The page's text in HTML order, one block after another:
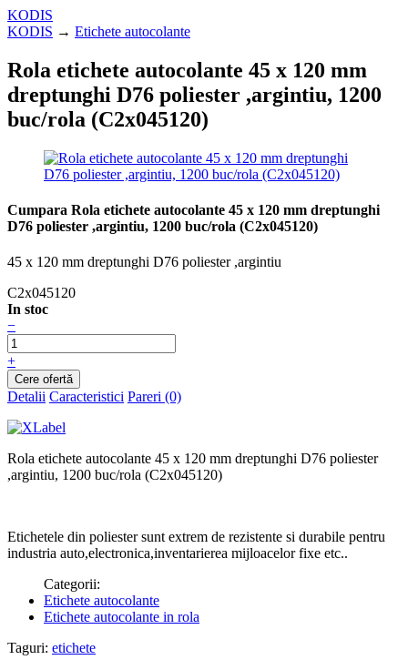
KODIS
KODIS → Etichete autocolante
Rola etichete autocolante 45 x 120 mm
dreptunghi D76 poliester ,argintiu, 1200
buc/rola (C2x045120)
Cumpara Rola etichete autocolante 45 x 120 mm dreptunghi
D76 poliester ,argintiu, 1200 buc/rola (C2x045120)
45 x 120 mm dreptunghi D76 poliester ,argintiu
C2x045120
In stoc
−
+
Detalii Caracteristici Pareri (0)
Rola etichete autocolante 45 x 120 mm dreptunghi D76 poliester
,argintiu, 1200 buc/rola (C2x045120)
Etichetele din poliester sunt extrem de rezistente si durabile pentru
industria auto,electronica,inventarierea mijloacelor fixe etc..
Categorii:
Etichete autocolante
Etichete autocolante in rola
Taguri: etichete